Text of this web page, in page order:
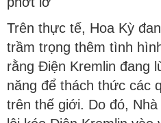
Trên thực tế, Hoa Kỳ
trầm trọng thêm tình
rằng Điện Kremlin đang
năng để thách thức các
trên thế giới. Do đó,